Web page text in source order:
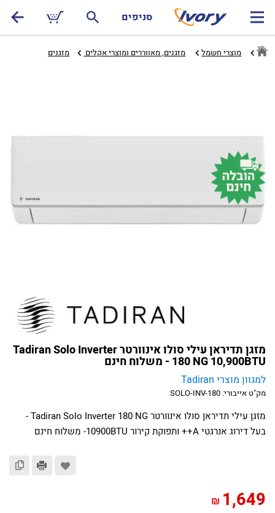
סניפים
מוצרי חשמל מזגנים, מאווררים ומוצרי אקלים ‏ מזגנים‏
מזגן תדיראן עילי סולו אינוורטר Tadiran Solo Inverter
180 NG 10,900BTU - משלוח חינם
למגוון מוצרי Tadiran
מק"ט אייבורי: SOLO-INV-180
מזגן עילי תדיראן סולו אינוורטר Tadiran Solo Inverter 180 NG -
בעל דירוג אנרגטי A++ ותפוקת קירור 10900BTU- משלוח חינם
₪
1,649
₪